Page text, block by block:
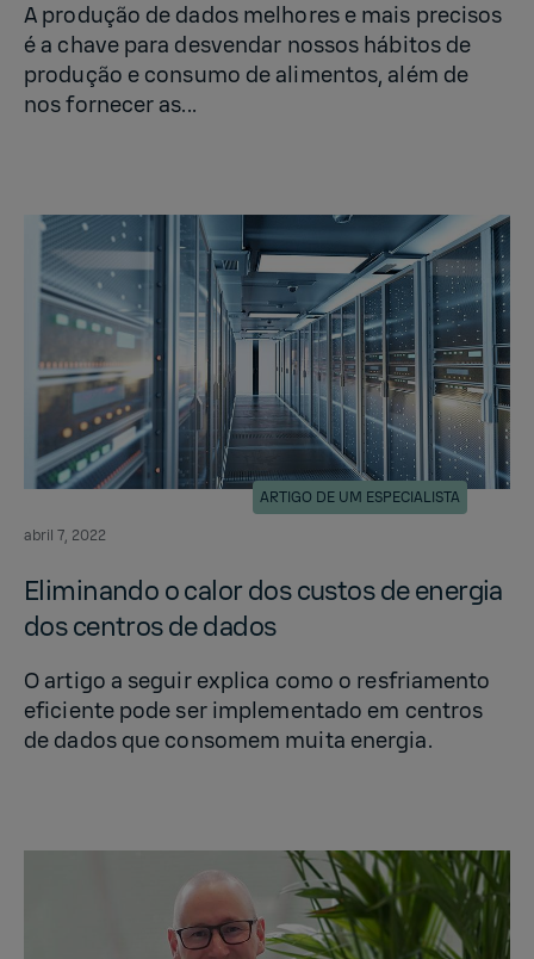
A produção de dados melhores e mais precisos
é a chave para desvendar nossos hábitos de
produção e consumo de alimentos, além de
nos fornecer as...
abril 7, 2022
ARTIGO DE UM ESPECIALISTA
Elim­i­nando o calor dos cus­tos de en­er­gia
dos cen­tros de dados
O artigo a seguir explica como o resfriamento
eficiente pode ser implementado em centros
de dados que consomem muita energia.